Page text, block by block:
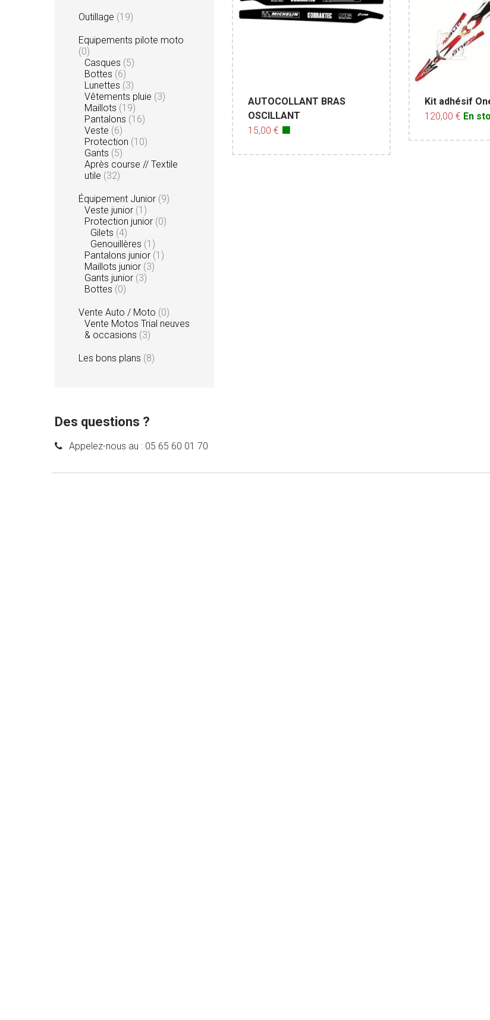
AUTOCOLLANT BRAS
OSCILLANT
15,00 € 🟩
Kit adhésif
120,00 € En
Outillage (19)
Equipements pilote moto
(0)
Casques (5)
Bottes (6)
Lunettes (3)
Vêtements pluie (3)
Maillots (19)
Pantalons (16)
Veste (6)
Protection (10)
Gants (5)
Après course // Textile
utile (32)
Équipement Junior (9)
Veste junior (1)
Protection junior (0)
Gilets (4)
Genouillères (1)
Pantalons junior (1)
Maillots junior (3)
Gants junior (3)
Bottes (0)
Vente Auto / Moto (0)
Vente Motos Trial neuves
& occasions (3)
Les bons plans (8)
Des questions ?
Appelez-nous au : 05 65 60 01 70